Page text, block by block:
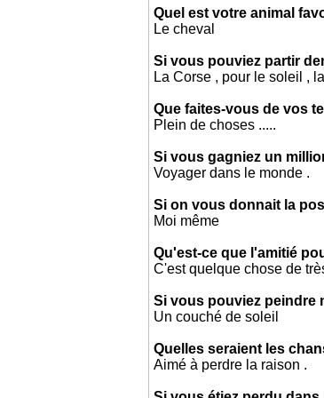
Quel est votre animal
Le cheval
Si vous pouviez partir
La Corse , pour le soleil ,
Que faites-vous de vos
Plein de choses .....
Si vous gagniez un
Voyager dans le monde .
Si on vous donnait la
Moi même
Qu'est-ce que l'amitié
C'est quelque chose de
Si vous pouviez peindre
Un couché de soleil
Quelles seraient les
Aimé à perdre la raison .